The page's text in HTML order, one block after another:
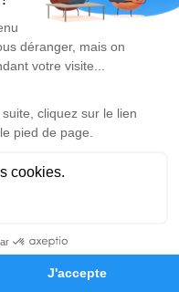
Hommages
dédié à